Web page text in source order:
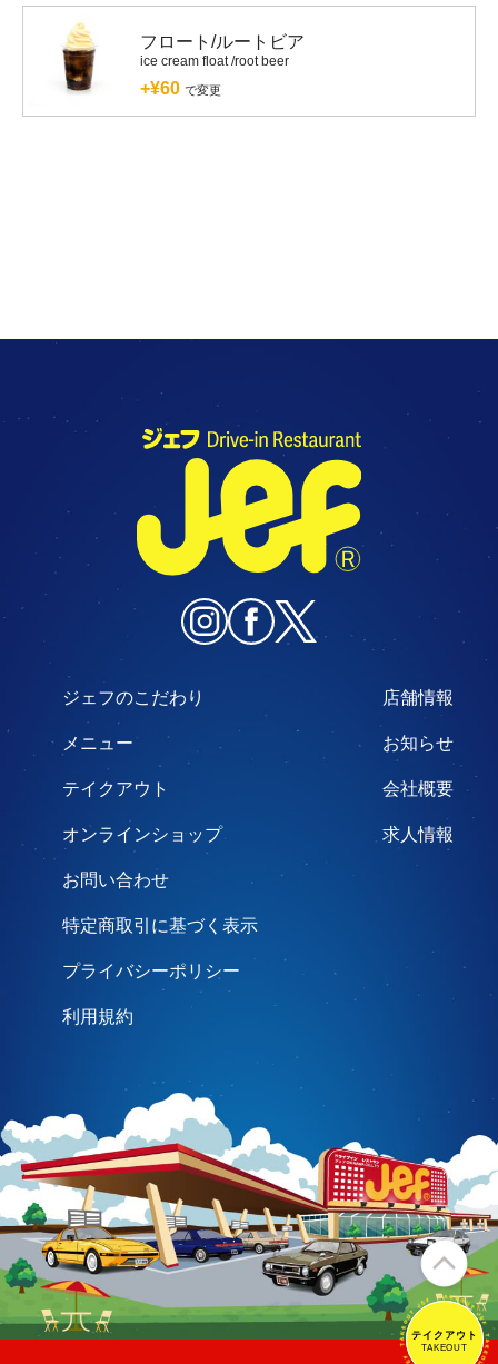
フロート/ルートビア
ice cream float /root beer
+¥60 で変更
テイクアウト
TAKEOUT
テイクアウト
TAKEOUT
ジェフのこだわり
メニュー
テイクアウト
オンラインショップ
店舗情報
お知らせ
会社概要
求人情報
お問い合わせ
特定商取引に基づく表示
プライバシーポリシー
利用規約